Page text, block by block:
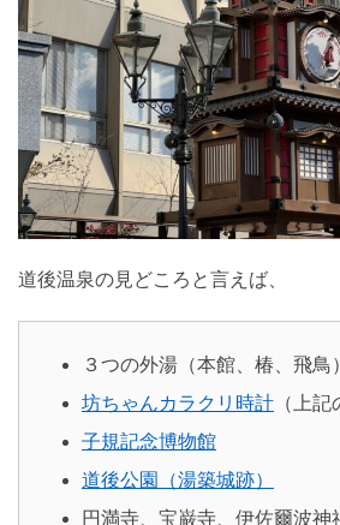
道後温泉の見どころと言えば、
３つの外湯（本館、椿、飛鳥）
坊ちゃんカラクリ時計 （上記
子規記念博物館
道後公園（湯築城跡）
円満寺、宝巌寺、伊佐爾波神